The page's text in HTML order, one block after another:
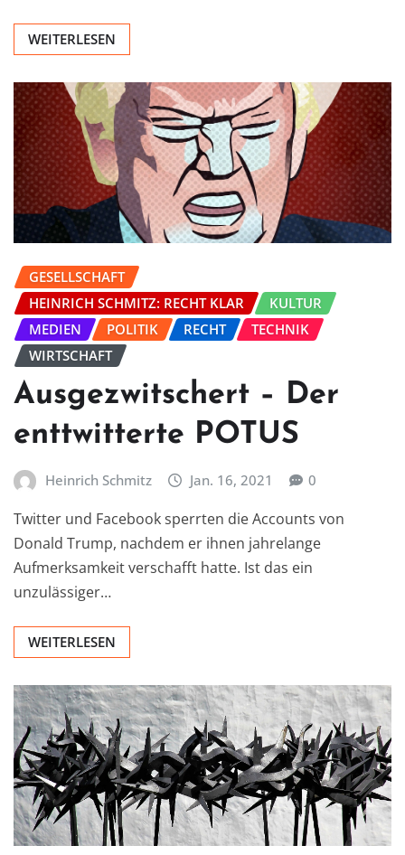
WEITERLESEN
GESELLSCHAFT
HEINRICH SCHMITZ: RECHT KLAR
KULTUR
MEDIEN
POLITIK RECHT
TECHNIK
WIRTSCHAFT
Ausgezwitschert – Der
enttwitterte POTUS
Heinrich Schmitz Jan. 16, 2021 0
Twitter und Facebook sperrten die Accounts von
Donald Trump, nachdem er ihnen jahrelange
Aufmerksamkeit verschafft hatte. Ist das ein
unzulässiger…
WEITERLESEN